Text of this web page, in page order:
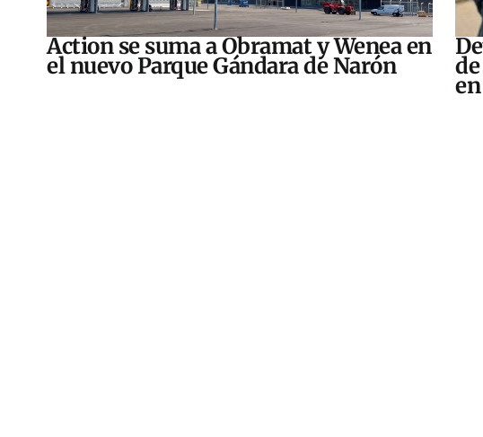
Action se suma a Obramat y Wenea en
el nuevo Parque Gándara de Narón